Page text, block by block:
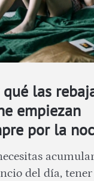
qué las
empiezan
por la
del día, tener